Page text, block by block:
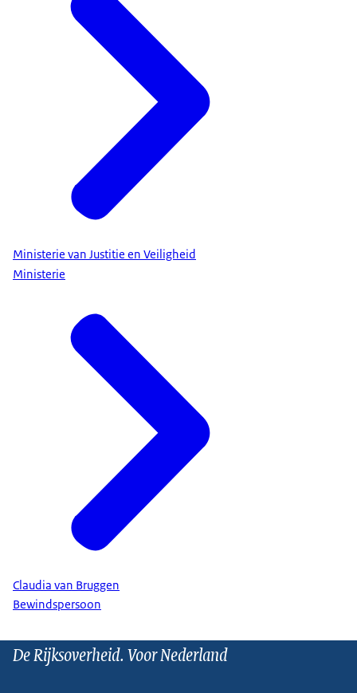
Ministerie van Justitie en Veiligheid
Ministerie
Claudia van Bruggen
Bewindspersoon
De Rijksoverheid. Voor Nederland